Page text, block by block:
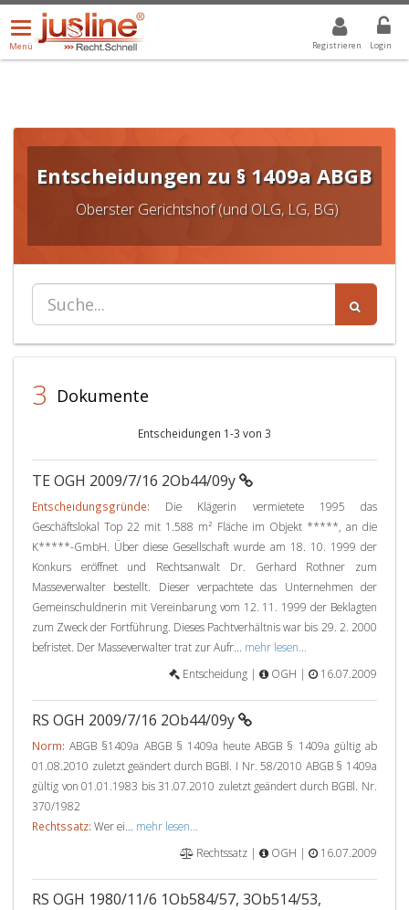
Registrieren Login
Menü
öffnen/schließen
Menü
ALLE DROPDOWN: GEWÄHLTER WERT IST ALLE
Entscheidungen zu § 1409a ABGB
Oberster Gerichtshof (und OLG, LG, BG)
3 Dokumente
Entscheidungen 1-3 von 3
TE OGH 2009/7/16 2Ob44/09y
Entscheidungsgründe: Die Klägerin vermietete 1995 das
Geschäftslokal Top 22 mit 1.588 m² Fläche im Objekt *****, an die
K*****-GmbH. Über diese Gesellschaft wurde am 18. 10. 1999 der
Konkurs eröffnet und Rechtsanwalt Dr. Gerhard Rothner zum
Masseverwalter bestellt. Dieser verpachtete das Unternehmen der
Gemeinschuldnerin mit Vereinbarung vom 12. 11. 1999 der Beklagten
zum Zweck der Fortführung. Dieses Pachtverhältnis war bis 29. 2. 2000
befristet. Der Masseverwalter trat zur Aufr... mehr lesen...
Entscheidung |
OGH | 16.07.2009
RS OGH 2009/7/16 2Ob44/09y
Norm: ABGB §1409a ABGB § 1409a heute ABGB § 1409a gültig ab
01.08.2010 zuletzt geändert durch BGBl. I Nr. 58/2010 ABGB § 1409a
gültig von 01.01.1983 bis 31.07.2010 zuletzt geändert durch BGBl. Nr.
370/1982
Rechtssatz: Wer ei... mehr lesen...
Rechtssatz |
OGH | 16.07.2009
RS OGH 1980/11/6 1Ob584/57, 3Ob514/53,